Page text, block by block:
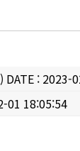
DATE : 2023-
01 18:05:54